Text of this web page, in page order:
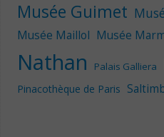
Musée Guimet
Musée Maillol Musée
Nathan Palais Galliera
Pinacothèque de Paris